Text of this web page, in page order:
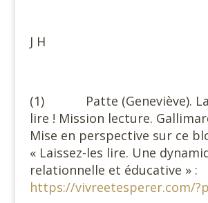
J H
(1) Patte (Geneviève).
lire ! Mission lecture.
Mise en perspective sur ce
« Laissez-les lire. Une
relationnelle et éducative » :
https://vivreetesperer.com/